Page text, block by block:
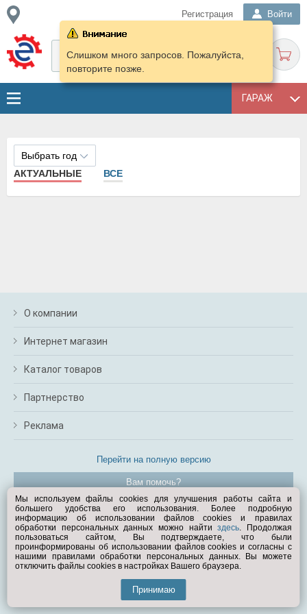
Регистрация Войти
ГАРАЖ
Слишком много запросов. Пожалуйста,
повторите позже.
Выбрать год
АКТУАЛЬНЫЕ
ВСЕ
О компании
Интернет магазин
Каталог товаров
Партнерство
Реклама
Перейти на полную версию
Вам помочь?
© Exist.ru 1998—2026
Мы используем файлы cookies для улучшения работы сайта и
большего удобства его использования. Более подробную
информацию об использовании файлов cookies и правилах
обработки персональных данных можно найтиздесь. Продолжая
пользоваться сайтом, Вы подтверждаете, что были
проинформированы об использовании файлов cookies и согласны с
нашими правилами обработки персональных данных. Вы можете
отключить файлы cookies в настройках Вашего браузера.
Принимаю